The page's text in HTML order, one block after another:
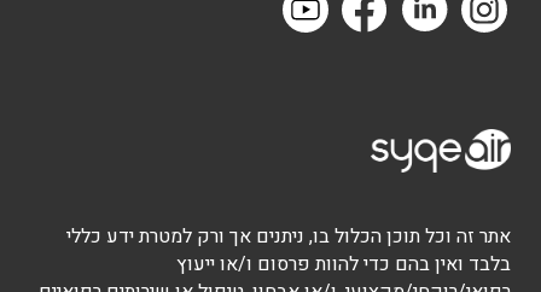
אתר זה וכל תוכן הכלול בו, ניתנים אך ורק למטרת ידע כללי
בלבד ואין בהם כדי להוות פרסום ו/או ייעוץ